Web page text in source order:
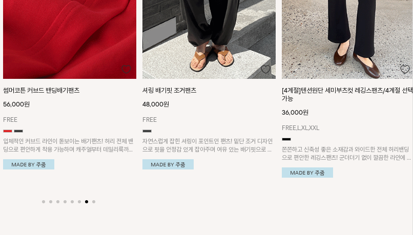
셔링 배기핏 조거팬츠
48,000원
FREE
자연스럽게 잡힌 셔링이 포인트인 팬츠! 밑단 조거 디자인
으로 핏을 안정감 있게 잡아주며 여유 있는 배기핏으로 요
가할 때도 편안하게 입을 수 있는 팬츠예요~
[4계절]텐션원단 세미부츠컷 레깅스팬츠/4계절 선택
FREE,L,XL,XXL
쫀쫀하고 신축성 좋은 소재감과 와이드한 전체 허리밴딩
으로 편안한 레깅스팬츠! 군더더기 없이 깔끔한 라인에 체
형커버에도 효과적이라 손이 자주 갈 아이템이에요!
쿨저지 밴딩셔링 알라딘 조거팬츠
밴딩셔링이 포인트인 유니크한 디자인의 조거팬츠! 여름
까지 시원한 쿨저지원단으로 제작되어 편안하게 스타일을
완성할 수 있어요~ 보트넥 밴딩셔링 티셔츠와 함께 코디
하시면 더욱 멋스러워요!